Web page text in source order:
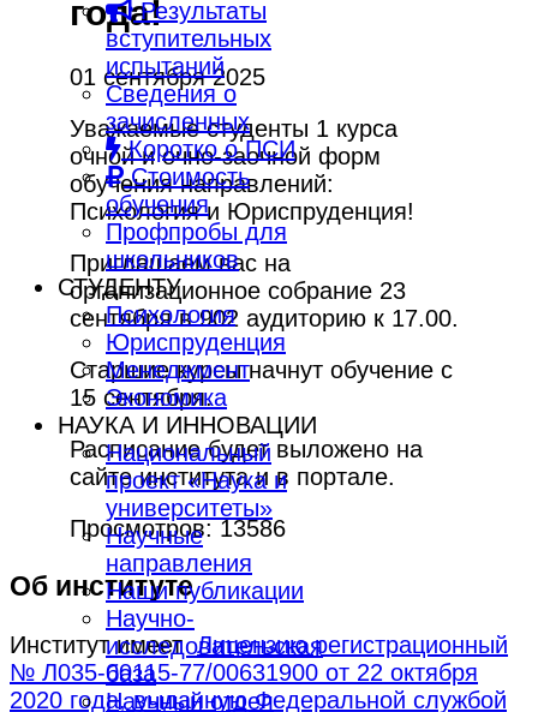
Результаты
вступительных
испытаний
Сведения о
зачисленных
Коротко о ПСИ
Стоимость
обучения
Профпробы для
школьников
СТУДЕНТУ
Психология
Юриспруденция
Менеджмент
Экономика
НАУКА И ИННОВАЦИИ
Национальный
проект «Наука и
университеты»
Научные
направления
Наши публикации
Научно-
исследовательская
база
Научный отдел
года!
01 сентября 2025
Уважаемые студенты 1 курса
очной и очно-заочной форм
обучения направлений:
Психология и Юриспруденция!
Приглашаем вас на
организационное собрание 23
сентября в 902 аудиторию к 17.00.
Старшие курсы начнут обучение с
15 сентября.
Расписание будет выложено на
сайте института и в портале.
Просмотров: 13586
Об институте
Институт имеет Лицензию регистрационный
№ Л035-00115-77/00631900 от 22 октября
2020 года, выданную Федеральной службой